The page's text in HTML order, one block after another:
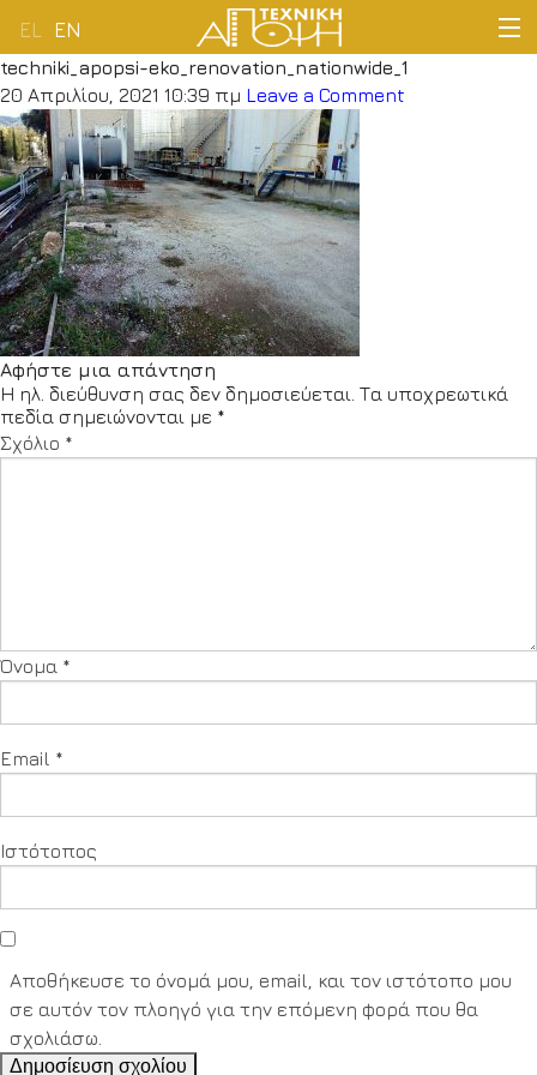
EL EN
ΑΡΧΙΚΗ
ΕΤΑΙΡΕΙΑ
ΔΡΑΣΤΗΡΙΟΤΗΤΕΣ
ΠΕΛΑΤΟΛΟΓΙΟ
ΝΕΑ
ΕΠΙΚΟΙΝΩΝΙΑ
techniki_apopsi-eko_renovation_nationwide_1
20 Απριλίου, 2021 10:39 πμ Leave a Comment
Αφήστε μια απάντηση
Η ηλ. διεύθυνση σας δεν δημοσιεύεται. Τα υποχρεωτικά
πεδία σημειώνονται με *
Σχόλιο *
Όνομα *
Email *
Ιστότοπος
Αποθήκευσε το όνομά μου, email, και τον ιστότοπο μου
σε αυτόν τον πλοηγό για την επόμενη φορά που θα
σχολιάσω.